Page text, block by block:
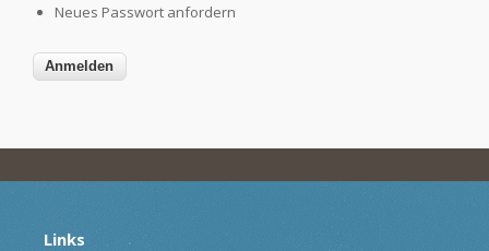
Neues Passwort anfordern
Links